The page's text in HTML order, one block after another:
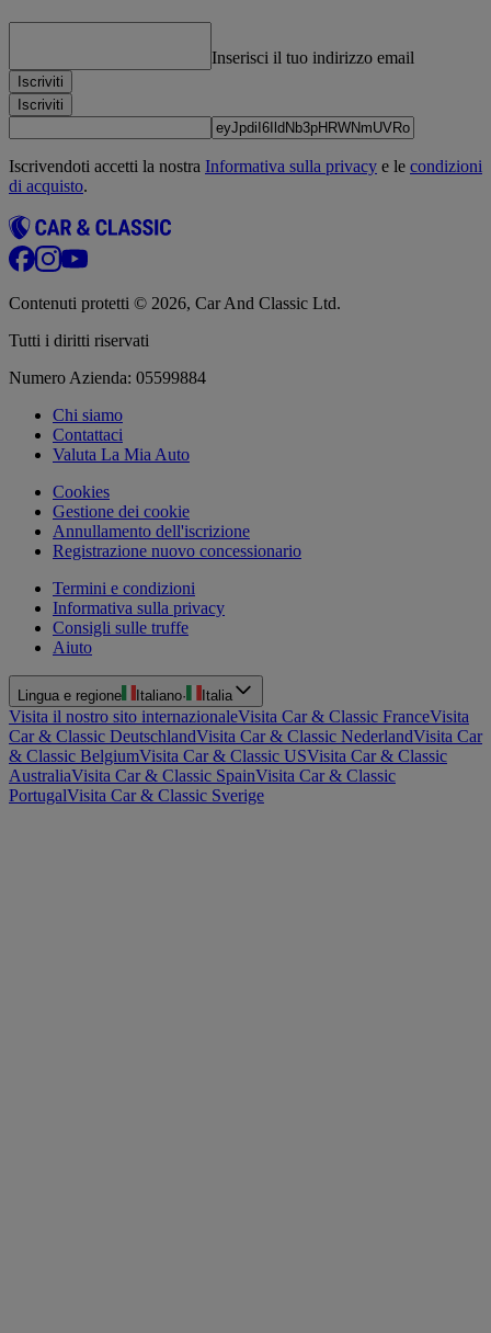
Inserisci il tuo indirizzo email
Iscriviti
Iscriviti
Iscrivendoti accetti la nostra Informativa sulla privacy e le condizioni
di acquisto.
Contenuti protetti © 2026, Car And Classic Ltd.
Tutti i diritti riservati
Numero Azienda: 05599884
Chi siamo
Contattaci
Valuta La Mia Auto
Cookies
Gestione dei cookie
Annullamento dell'iscrizione
Registrazione nuovo concessionario
Termini e condizioni
Informativa sulla privacy
Consigli sulle truffe
Aiuto
Lingua e regione Italiano· Italia
Visita il nostro sito internazionaleVisita Car & Classic FranceVisita
Car & Classic DeutschlandVisita Car & Classic NederlandVisita Car
& Classic BelgiumVisita Car & Classic USVisita Car & Classic
AustraliaVisita Car & Classic SpainVisita Car & Classic
PortugalVisita Car & Classic Sverige